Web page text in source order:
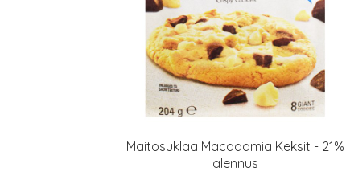
Maitosuklaa Macadamia Keksit - 21%
alennus